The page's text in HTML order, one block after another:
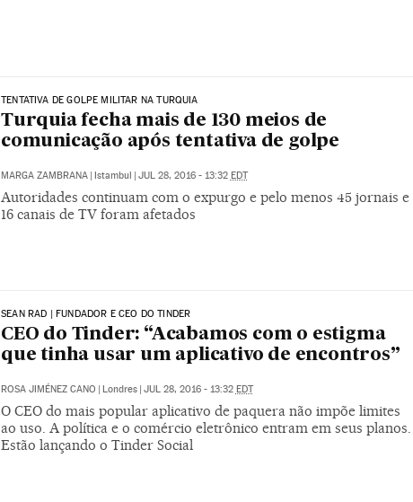
TENTATIVA DE GOLPE MILITAR NA TURQUIA
Turquia fecha mais de 130 meios de
comunicação após tentativa de golpe
MARGA ZAMBRANA Istambul JUL 28, 2016 - 13:32 EDT
Autoridades continuam com o expurgo e pelo menos 45 jornais e
16 canais de TV foram afetados
SEAN RAD | FUNDADOR E CEO DO TINDER
CEO do Tinder: “Acabamos com o estigma
que tinha usar um aplicativo de encontros”
ROSA JIMÉNEZ CANO | Londres | JUL 28, 2016 - 13:32 EDT
O CEO do mais popular aplicativo de paquera não impõe limites
ao uso. A política e o comércio eletrônico entram em seus planos.
Estão lançando o Tinder Social